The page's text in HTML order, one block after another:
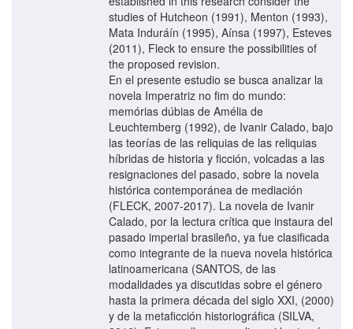
studies of Hutcheon (1991), Menton (1993),
Mata Induráín (1995), Aínsa (1997), Esteves
(2011), Fleck to ensure the possibilities of
the proposed revision.
En el presente estudio se busca analizar la
novela Imperatriz no fim do mundo:
memórias dúbias de Amélia de
Leuchtemberg (1992), de Ivanir Calado, bajo
las teorías de las reliquias de las reliquias
híbridas de historia y ficción, volcadas a las
resignaciones del pasado, sobre la novela
histórica contemporánea de mediación
(FLECK, 2007-2017). La novela de Ivanir
Calado, por la lectura crítica que instaura del
pasado imperial brasileño, ya fue clasificada
como integrante de la nueva novela histórica
latinoamericana (SANTOS, de las
modalidades ya discutidas sobre el género
hasta la primera década del siglo XXI, (2000)
y de la metaficción historiográfica (SILVA,